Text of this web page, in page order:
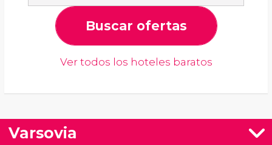
Buscar ofertas
Ver todos los hoteles baratos
Varsovia